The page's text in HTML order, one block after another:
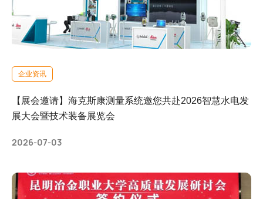
企业资讯
【展会邀请】海克斯康测量系统邀您共赴2026智慧水电发
展大会暨技术装备展览会
2026-07-03